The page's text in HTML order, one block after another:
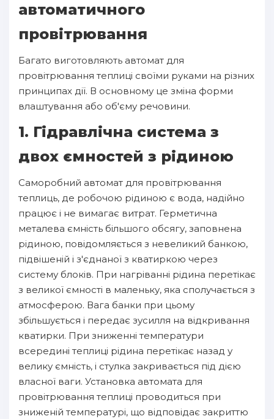
автоматичного
провітрювання
Багато виготовляють автомат для
провітрювання теплиці своїми руками на різних
принципах дії. В основному це зміна форми
влаштування або об'єму речовини.
1. Гідравлічна система з
двох ємностей з рідиною
Саморобний автомат для провітрювання
теплиць, де робочою рідиною є вода, надійно
працює і не вимагає витрат. Герметична
металева ємність більшого обсягу, заповнена
рідиною, повідомляється з невеликий банкою,
підвішеній і з'єднаної з кватиркою через
систему блоків. При нагріванні рідина перетікає
з великої ємності в маленьку, яка сполучається з
атмосферою. Вага банки при цьому
збільшується і передає зусилля на відкривання
кватирки. При зниженні температури
всередині теплиці рідина перетікає назад у
велику ємність, і стулка закривається під дією
власної ваги. Установка автомата для
провітрювання теплиці проводиться при
зниженій температурі, що відповідає закриттю